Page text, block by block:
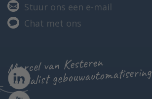
Stuur ons een e-mail
Chat met ons
Marcel van Kesteren
specialist gebouwautomatisering